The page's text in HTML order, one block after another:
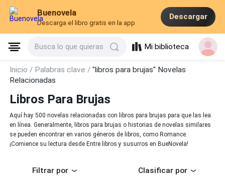
Buenovela
Descarga el libro gratis en la app
Descargar
Busca lo que quieras Mi biblioteca
Inicio / Palabras clave /"libros para brujas" Novelas
Relacionadas
Libros Para Brujas
Aquí hay 500 novelas relacionadas con libros para brujas para que las lea
en línea. Generalmente, libros para brujas o historias de novelas similares
se pueden encontrar en varios géneros de libros, como Romance.
¡Comience su lectura desde Entre libros y susurros en BueNovela!
Filtrar por Clasificar por